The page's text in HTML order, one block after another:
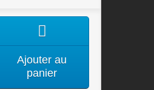
Ajouter au
panier